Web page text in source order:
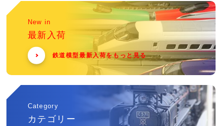
New in
最新入荷
鉄道模型最新入荷をもっと見る
Category
カテゴリー